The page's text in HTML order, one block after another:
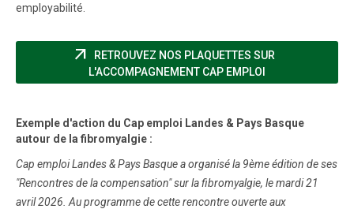
employabilité.
arrow_outward
RETROUVEZ NOS PLAQUETTES SUR
L'ACCOMPAGNEMENT CAP EMPLOI
Exemple d'action du Cap emploi Landes & Pays Basque
autour de la fibromyalgie :
Cap emploi Landes & Pays Basque a organisé la 9ème édition de ses
"Rencontres de la compensation" sur la fibromyalgie, le mardi 21
avril 2026. Au programme de cette rencontre ouverte aux